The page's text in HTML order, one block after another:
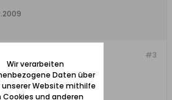
#3
Wir verarbeiten
Daten über
unserer Website mithilfe
Cookies und anderen